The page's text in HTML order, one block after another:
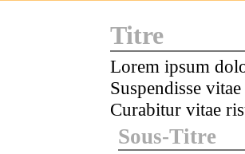
Titre
Lorem ipsum
Suspendisse
Curabitur vitae
Sous-Titre